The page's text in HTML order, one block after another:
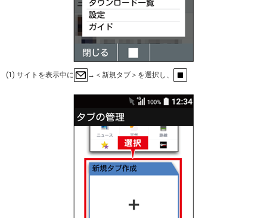
(1) サイトを表示中に →＜新規タブ＞を選択し、